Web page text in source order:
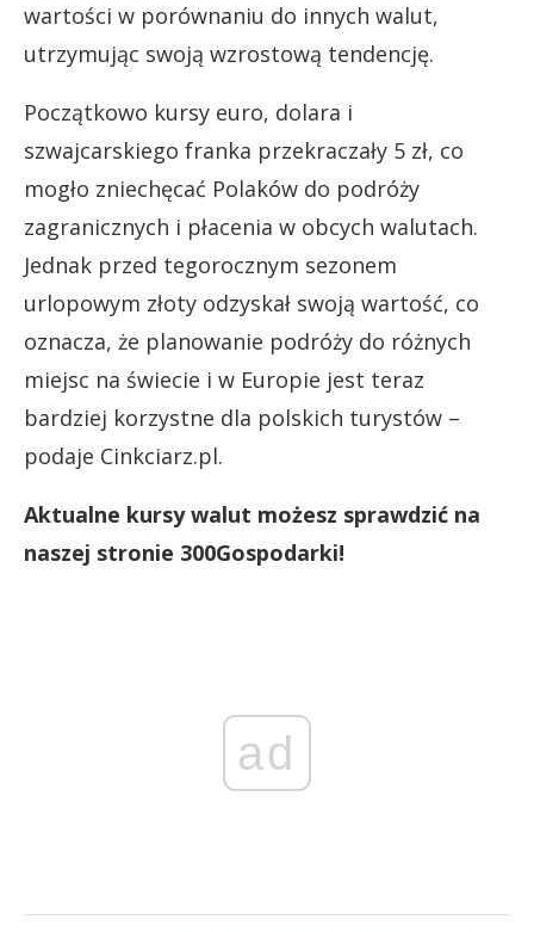
wartości w porównaniu do innych walut,
utrzymując swoją wzrostową tendencję.
Początkowo kursy euro, dolara i
szwajcarskiego franka przekraczały 5 zł, co
mogło zniechęcać Polaków do podróży
zagranicznych i płacenia w obcych walutach.
Jednak przed tegorocznym sezonem
urlopowym złoty odzyskał swoją wartość, co
oznacza, że planowanie podróży do różnych
miejsc na świecie i w Europie jest teraz
bardziej korzystne dla polskich turystów –
podaje Cinkciarz.pl.
Aktualne kursy walut możesz sprawdzić na
naszej stronie 300Gospodarki!
ad